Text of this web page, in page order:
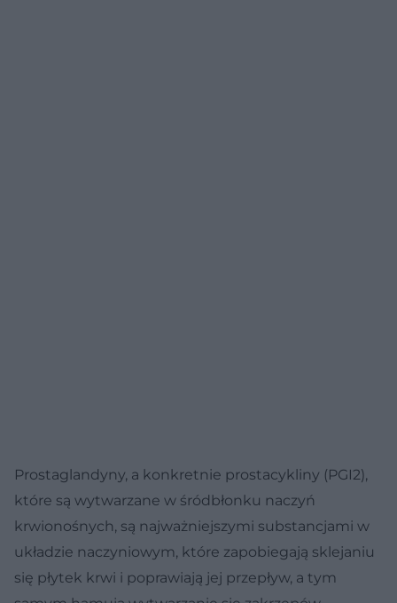
Prostaglandyny, a konkretnie prostacykliny (PGI2),
które są wytwarzane w śródbłonku naczyń
krwionośnych, są najważniejszymi substancjami w
układzie naczyniowym, które zapobiegają sklejaniu
się płytek krwi i poprawiają jej przepływ, a tym